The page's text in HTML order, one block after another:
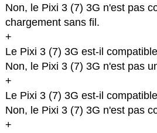
Non, le Pixi 3 (7) 3G n'est pas
chargement sans fil.
+
Le Pixi 3 (7) 3G est-il
Non, le Pixi 3 (7) 3G n'est pas
+
Le Pixi 3 (7) 3G est-il
Non, le Pixi 3 (7) 3G n'est pas
+